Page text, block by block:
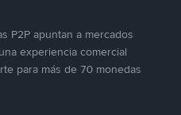
P2P apuntan a mercados
experiencia comercial
para más de 70 monedas